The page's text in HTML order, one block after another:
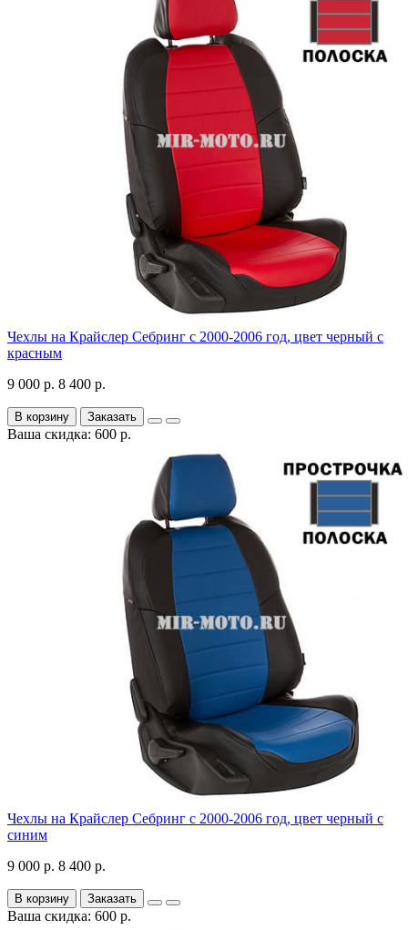
Чехлы на Крайслер Себринг с 2000-2006 год, цвет черный с
красным
9 000 р. 8 400 р.
В корзину Заказать
Ваша скидка: 600 р.
Чехлы на Крайслер Себринг с 2000-2006 год, цвет черный с
синим
9 000 р. 8 400 р.
В корзину Заказать
Ваша скидка: 600 р.